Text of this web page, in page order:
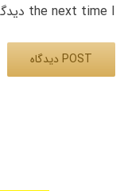
the next time I دیدگاه.